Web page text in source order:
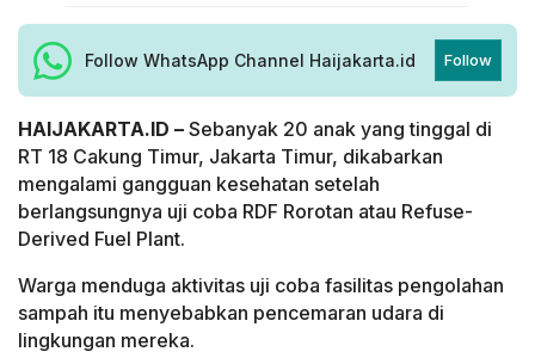
Follow WhatsApp Channel Haijakarta.id Follow
HAIJAKARTA.ID – Sebanyak 20 anak yang tinggal di
RT 18 Cakung Timur, Jakarta Timur, dikabarkan
mengalami gangguan kesehatan setelah
berlangsungnya uji coba RDF Rorotan atau Refuse-
Derived Fuel Plant.
Warga menduga aktivitas uji coba fasilitas pengolahan
sampah itu menyebabkan pencemaran udara di
lingkungan mereka.